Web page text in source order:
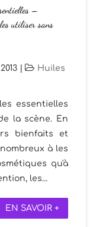
–
utiliser sans
|
Huiles
essentielles
la scène. En
bienfaits et
à les
qu'à
les...
EN SAVOIR +